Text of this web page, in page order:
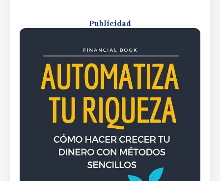
dispararse hasta los 21.200 puntos
Publicidad